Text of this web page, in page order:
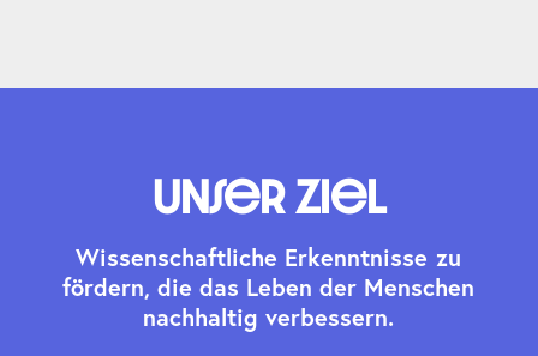
Unser Ziel
Wissenschaftliche Erkenntnisse zu
fördern, die das Leben der Menschen
nachhaltig verbessern.